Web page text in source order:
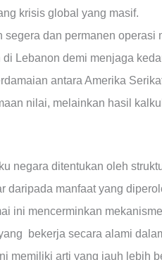
krisis global yang masif.
dan permanen operasi
Lebanon demi menjaga
antara Amerika
nilai, melainkan hasil
negara ditentukan oleh
daripada manfaat yang
ini mencerminkan mekanisme
bekerja secara alami
memiliki arti yang jauh lebih